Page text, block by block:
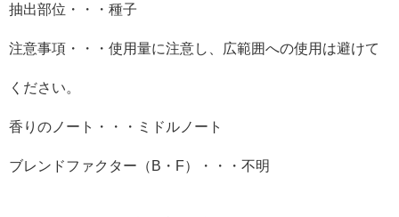
抽出部位・・・種子
注意事項・・・使用量に注意し、広範囲への使用は避けて
ください。
香りのノート・・・ミドルノート
ブレンドファクター（ B ・ F）・・・不明